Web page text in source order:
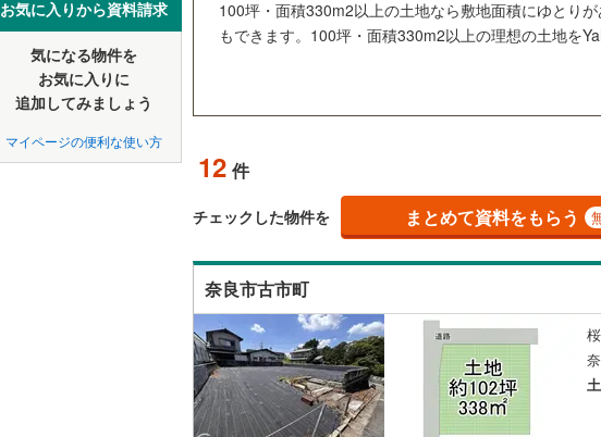
お気に入りから資料請求
気になる物件を
お気に入りに
追加してみましょう
マイページの便利な使い方
100坪・面積330m2以上の土地なら敷地面積にゆとり
もできます。100坪・面積330m2以上の理想の土地を
12 件
チェックした物件を まとめて資料をもらう
奈良市古市町
東海 愛知 岐阜
中国 鳥取 島根
福岡 佐賀
該当物件0件
生駒郡斑鳩町(3)
宇陀郡御杖村(1)
北葛城郡河合町(1)
吉野郡下市町(0)
吉野郡上北山村(0)
該当物件0件
該当物件0件
該当物件0件
該当物件0件
立地
オンライン対応
オンライン対応とは？
該当物件0件